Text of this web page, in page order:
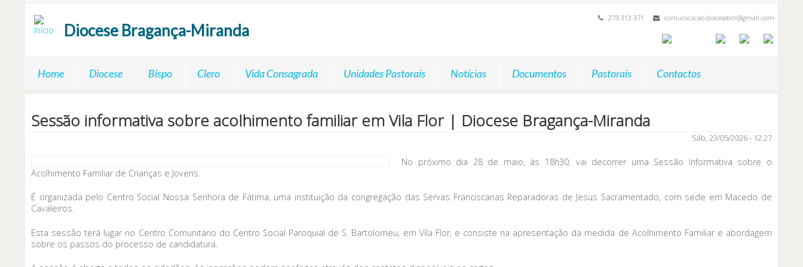
Diocese Bragança-Miranda
273 313 371 comunicacao.diocesebm@gmail.com
Home Diocese Bispo Clero Vida Consagrada Unidades Pastorais Notícias Documentos Pastorais Contactos
Sessão informativa sobre acolhimento familiar em Vila Flor | Diocese Bragança-Miranda
Sáb, 23/05/2026 - 12:27
No próximo dia 28 de maio, às 18h30, vai decorrer uma Sessão Informativa sobre o
Acolhimento Familiar de Crianças e Jovens.
É organizada pelo Centro Social Nossa Senhora de Fátima, uma instituição da congregação das Servas Franciscanas Reparadoras de Jesus Sacramentado, com sede em Macedo de
Cavaleiros.
Esta sessão terá lugar no Centro Comunitário do Centro Social Paroquial de S. Bartolomeu, em Vila Flor, e consiste na apresentação da medida de Acolhimento Familiar e abordagem
sobre os passos do processo de candidatura.